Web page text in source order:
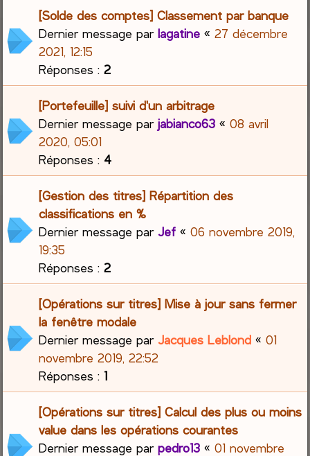
[Solde des comptes] Classement par banque
Dernier message parlagatine «27 décembre
2021, 12:15
Réponses :2
[Portefeuille] suivi d'un arbitrage
Dernier message parjabianco63 «08 avril
2020, 05:01
Réponses : 4
[Gestion des titres] Répartition des
classifications en %
Dernier message parJef «06 novembre 2019,
19:35
Réponses :2
[Opérations sur titres] Mise à jour sans fermer
la fenêtre modale
Dernier message parJacques Leblond «01
novembre 2019, 22:52
Réponses :1
[Opérations sur titres] Calcul des plus ou moins
value dans les opérations courantes
Dernier message parpedro13 «01 novembre